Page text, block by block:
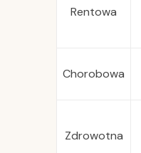
Rentowa
Chorobowa
Zdrowotna